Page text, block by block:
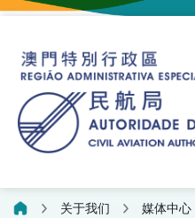
关于我们 媒体中心